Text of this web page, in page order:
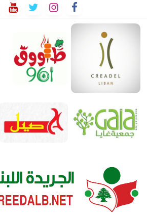
إلى